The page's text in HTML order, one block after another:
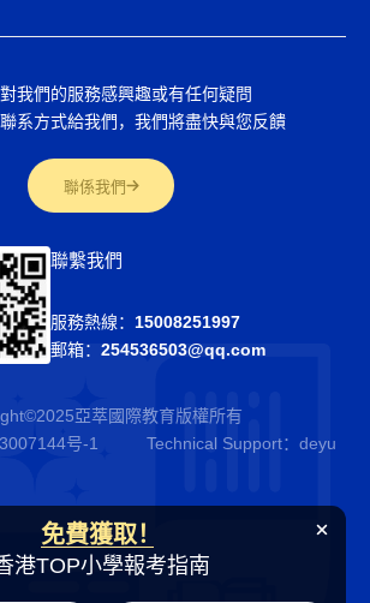
我們的服務感興趣或有任何疑問
系方式給我們，我們將盡快與您反饋
聯係我們
聯繫我們
服務熱線： 15008251997
郵箱：254536503@qq.com
亞萃國際教育版權所有
号-1
Technical Support： deyu
免費獲取！
港TOP小學報考指南